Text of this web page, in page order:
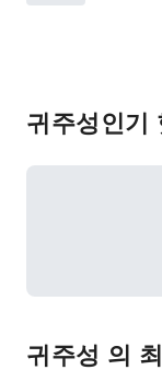
귀주성인기
귀주성 의